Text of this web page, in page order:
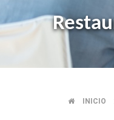
INICIO